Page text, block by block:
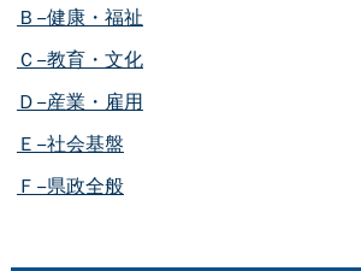
Ｂ−健康・福祉
Ｃ−教育・文化
Ｄ−産業・雇用
Ｅ−社会基盤
Ｆ−県政全般